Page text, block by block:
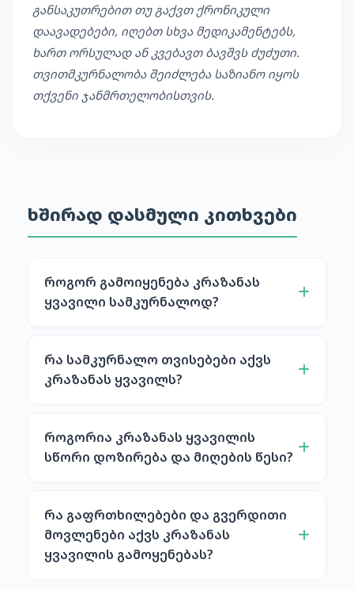
განსაკუთრებით თუ გაქვთ ქრონიკული
დაავადებები, იღებთ სხვა მედიკამენტებს,
ხართ ორსულად ან კვებავთ ბავშვს ძუძუთი.
თვითმკურნალობა შეიძლება საზიანო იყოს
თქვენი ჯანმრთელობისთვის.
ხშირად დასმული კითხვები
როგორ გამოიყენება კრაზანას
ყვავილი სამკურნალოდ?
რა სამკურნალო თვისებები აქვს
კრაზანას ყვავილს?
როგორია კრაზანას ყვავილის
სწორი დოზირება და მიღების წესი?
რა გაფრთხილებები და გვერდითი
მოვლენები აქვს კრაზანას
ყვავილის გამოყენებას?